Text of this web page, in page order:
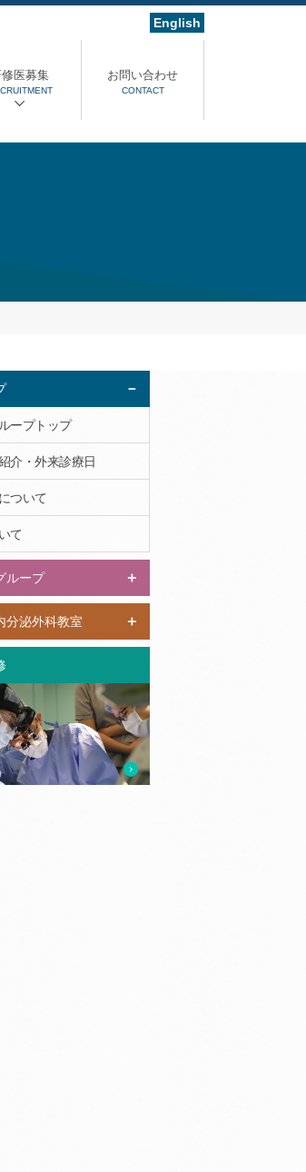
English
医募集 お問い合わせ
CONTACT
ープトップ
介・外来診療日
ついて
て
ループ
分泌外科教室